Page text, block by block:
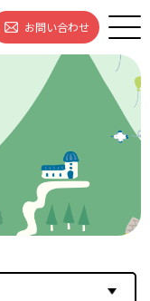
お問い合わせ